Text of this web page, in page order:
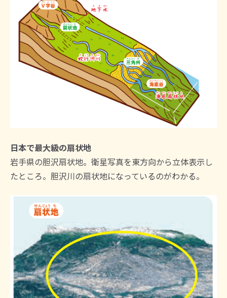
日本で最大級の扇状地
岩手県の胆沢扇状地。衛星写真を東方向から立体表示し
たところ。胆沢川の扇状地になっているのがわかる。